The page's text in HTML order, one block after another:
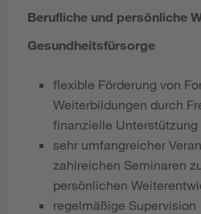
Berufliche und persönliche
Gesundheitsfürsorge
flexible Förderung von
Weiterbildungen durch
finanzielle Unterstützung
sehr umfangreicher
zahlreichen Seminaren
persönlichen
regelmäßige Supervision